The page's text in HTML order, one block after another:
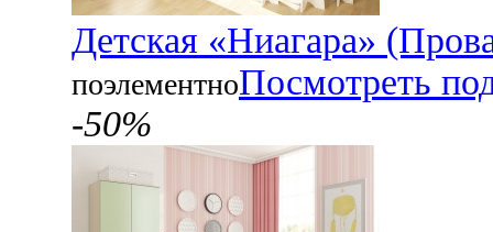
Детская «Ниагара»
поэлементноПосмотреть
-50%